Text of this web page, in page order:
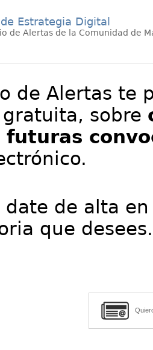
Estrategia Digital
de Alertas de la Comunidad de
de Alertas te
sobre
futuras
date de alta
que desees.